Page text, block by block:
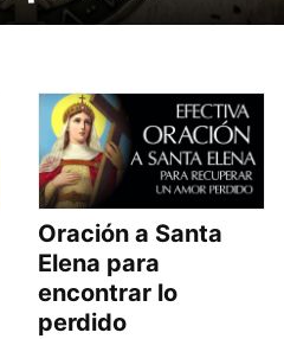
Oración a Santa
Elena para
encontrar lo
perdido